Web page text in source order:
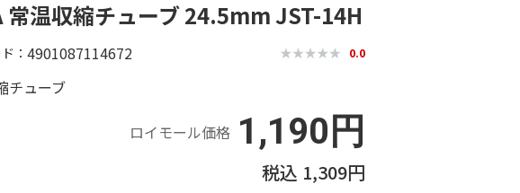
常温収縮チューブ 24.5mm JST-14H
4901087114672 0.0
チューブ
ロイモール価格 1,190円
1,309円